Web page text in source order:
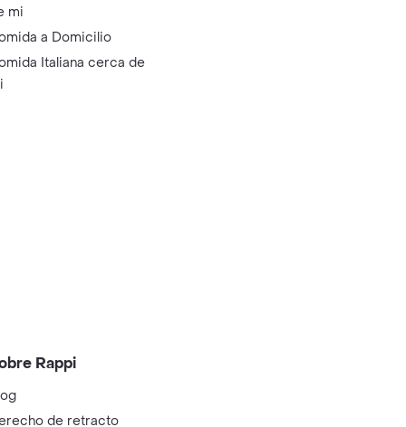
mi
a Domicilio
Italiana cerca de
Rappi
de retracto